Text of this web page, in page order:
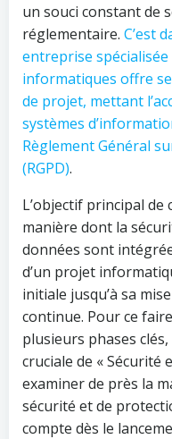
un souci constant de
réglementaire. C’est
entreprise
informatiques offre
de projet, mettant
systèmes
Règlement Général
(RGPD).
L’objectif principal de
manière dont la
données sont
d’un projet
initiale jusqu’à sa
continue. Pour ce
plusieurs phases
cruciale de « Sécurité
examiner de près la
sécurité et de
compte dès le